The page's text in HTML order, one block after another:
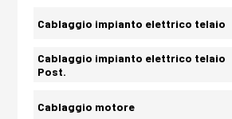
Cablaggio impianto elettrico telaio
Cablaggio impianto elettrico telaio
Post.
Cablaggio motore